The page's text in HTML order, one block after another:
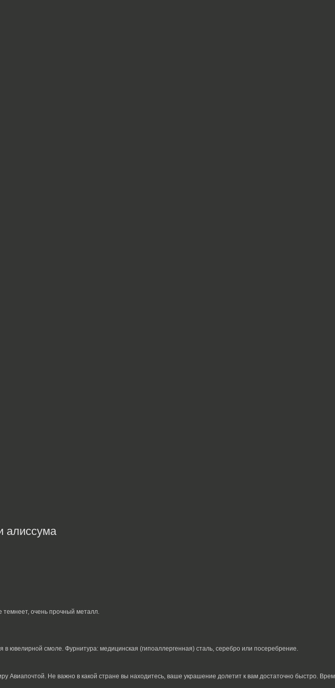
алиссума
темнеет, очень прочный металл.
ювелирной смоле. Фурнитура: медицинская (гипоаллергенная) сталь, серебро или посеребрение.
Авиапочтой. Не важно в какой стране вы находитесь, ваше украшение долетит к вам достаточно быстро.